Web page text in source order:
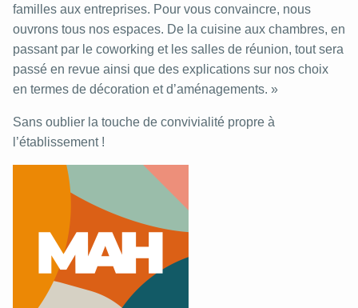
familles aux entreprises. Pour vous convaincre, nous
ouvrons tous nos espaces. De la cuisine aux chambres, en
passant par le coworking et les salles de réunion, tout sera
passé en revue ainsi que des explications sur nos choix
en termes de décoration et d’aménagements. »
Sans oublier la touche de convivialité propre à
l’établissement !